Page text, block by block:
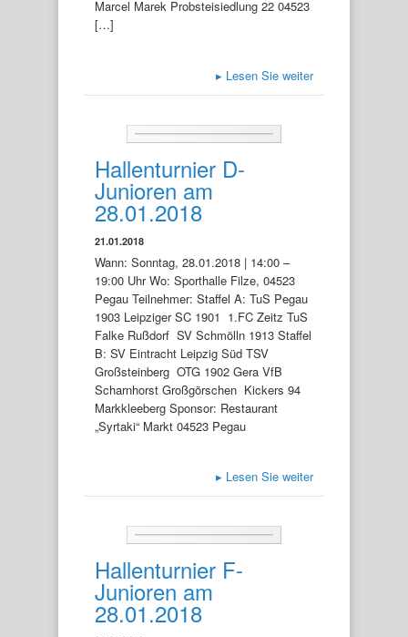
Marcel Marek Probsteisiedlung 22 04523
[…]
▸ Lesen Sie weiter
Hallenturnier D-
Junioren am
28.01.2018
21.01.2018
Wann: Sonntag, 28.01.2018 | 14:00 –
19:00 Uhr Wo: Sporthalle Filze, 04523
Pegau Teilnehmer: Staffel A: TuS Pegau
1903 Leipziger SC 1901 1.FC Zeitz TuS
Falke Rußdorf SV Schmölln 1913 Staffel
B: SV Eintracht Leipzig Süd TSV
Großsteinberg OTG 1902 Gera VfB
Scharnhorst Großgörschen Kickers 94
Markkleeberg Sponsor: Restaurant
„Syrtaki“ Markt 04523 Pegau
▸ Lesen Sie weiter
Hallenturnier F-
Junioren am
28.01.2018